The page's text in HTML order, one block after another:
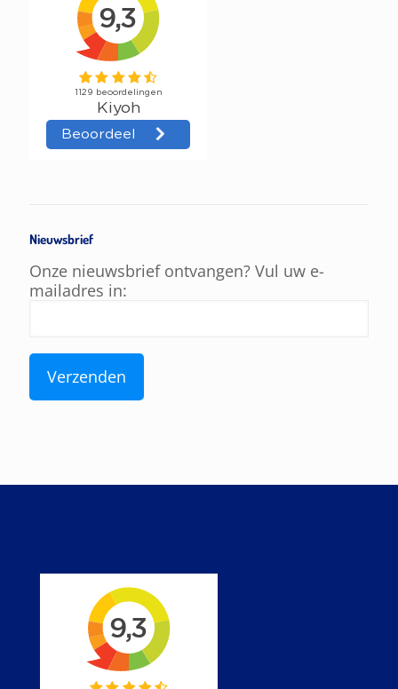
Nieuwsbrief
Onze nieuwsbrief ontvangen? Vul uw e-
mailadres in: